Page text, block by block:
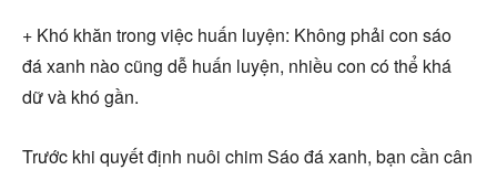
+ Khó khăn trong việc huấn luyện: Không phải con sáo
đá xanh nào cũng dễ huấn luyện, nhiều con có thể khá
dữ và khó gần.
Trước khi quyết định nuôi chim Sáo đá xanh, bạn cần cân